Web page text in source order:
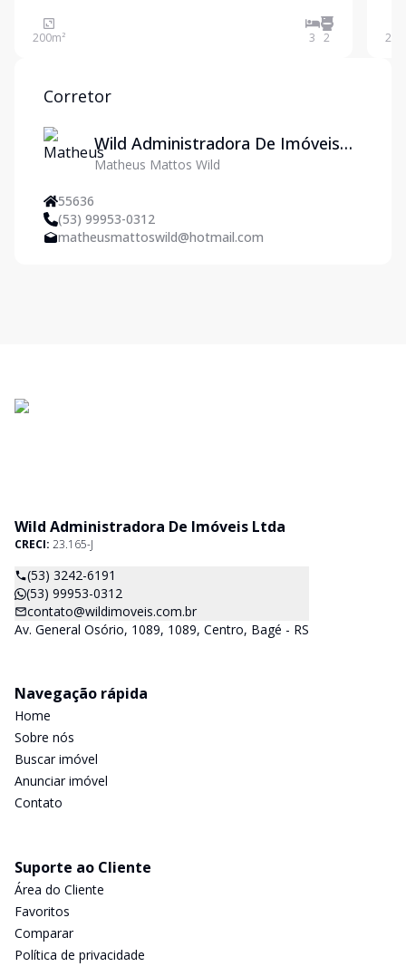
estratégica e um imóvel com personalidade. Esta
casa possui arquitetura diferenciada, com
200m² 3 2 215
Corretor
Wild Administradora De Imóveis
Ltda
Matheus Mattos Wild
55636
(53) 99953-0312
matheusmattoswild@hotmail.com
Wild Administradora De Imóveis Ltda
CRECI: 23.165-J
(53) 3242-6191
(53) 99953-0312
contato@wildimoveis.com.br
Av. General Osório, 1089, 1089, Centro, Bagé - RS
Navegação rápida
Home
Sobre nós
Buscar imóvel
Anunciar imóvel
Contato
Suporte ao Cliente
Área do Cliente
Favoritos
Comparar
Política de privacidade